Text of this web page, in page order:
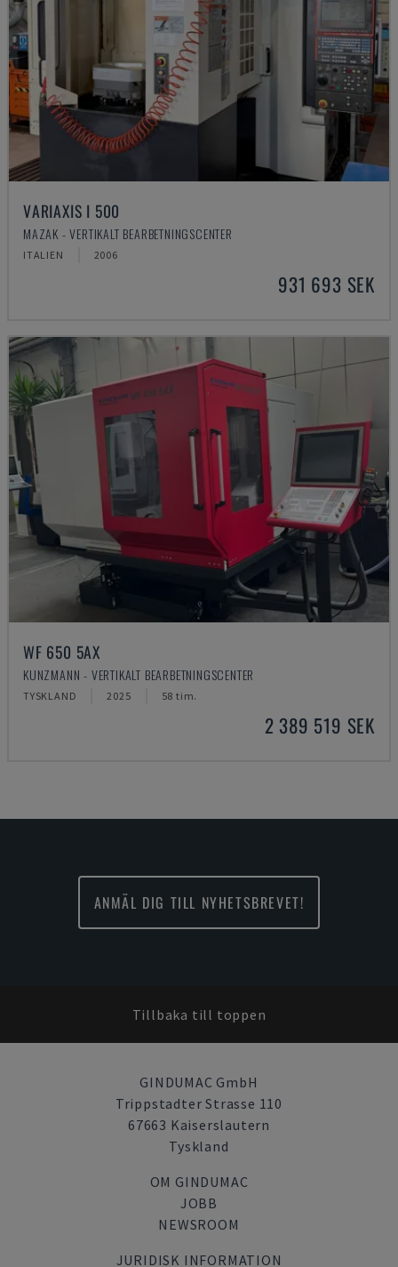
VARIAXIS I 500
MAZAK - VERTIKALT BEARBETNINGSCENTER
ITALIEN 2006
931 693 SEK
WF 650 5AX
KUNZMANN - VERTIKALT BEARBETNINGSCENTER
TYSKLAND 2025 58 tim.
2 389 519 SEK
ANMÄL DIG TILL NYHETSBREVET!
Tillbaka till toppen
GINDUMAC GmbH
Trippstadter Strasse 110
67663 Kaiserslautern
Tyskland
OM GINDUMAC
JOBB
NEWSROOM
JURIDISK INFORMATION